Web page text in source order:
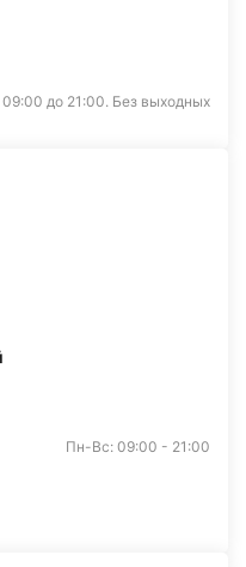
до 21:00. Без выходных
Пн-Вс: 09:00 - 21:00